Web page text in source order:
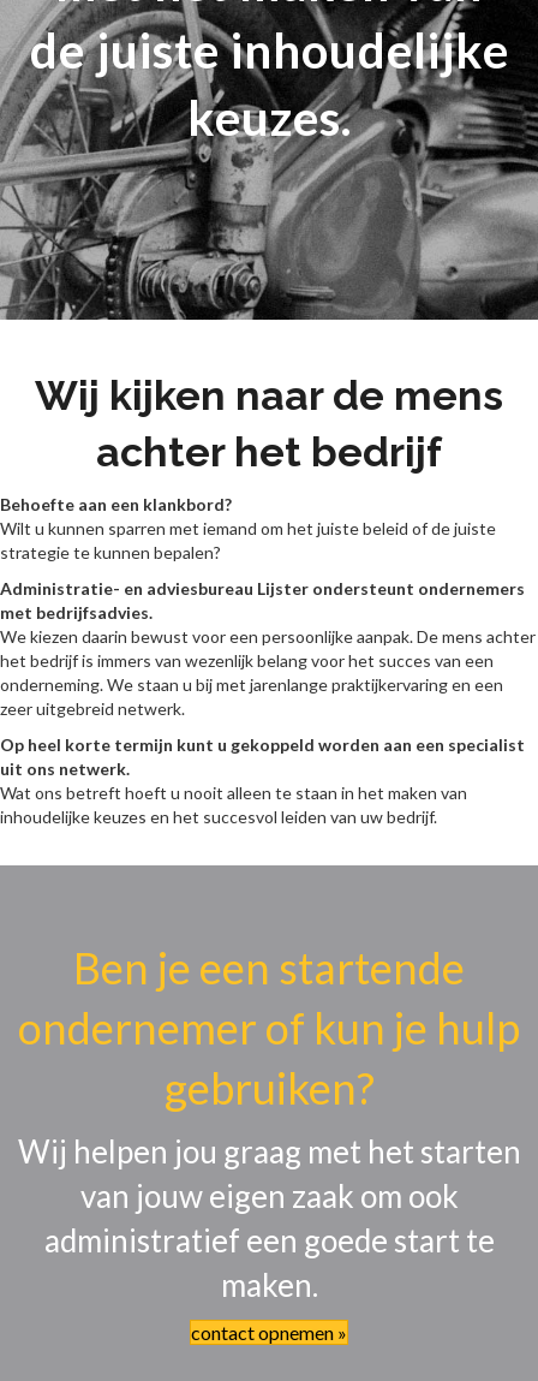
de juiste inhoudelijke
keuzes.
Wij kijken naar de mens
achter het bedrijf
Behoefte aan een klankbord?
Wilt u kunnen sparren met iemand om het juiste beleid of de juiste
strategie te kunnen bepalen?
Administratie- en adviesbureau Lijster ondersteunt ondernemers
met bedrijfsadvies.
We kiezen daarin bewust voor een persoonlijke aanpak. De mens achter
het bedrijf is immers van wezenlijk belang voor het succes van een
onderneming. We staan u bij met jarenlange praktijkervaring en een
zeer uitgebreid netwerk.
Op heel korte termijn kunt u gekoppeld worden aan een specialist
uit ons netwerk.
Wat ons betreft hoeft u nooit alleen te staan in het maken van
inhoudelijke keuzes en het succesvol leiden van uw bedrijf.
Ben je een startende
ondernemer of kun je hulp
gebruiken?
Wij helpen jou graag met het starten
van jouw eigen zaak om ook
administratief een goede start te
maken.
contact opnemen »